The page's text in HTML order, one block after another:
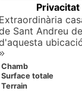
Privacitat
Sant Andreu
Chamb
Surface totale
Terrain